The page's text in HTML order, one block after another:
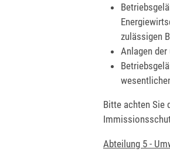
zulässigen
Anlagen
Bitte achten Sie
Abteilung 5 -